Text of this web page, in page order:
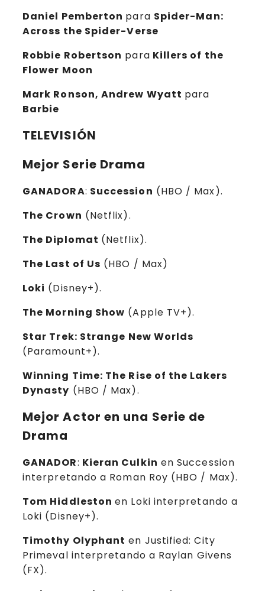
Daniel Pemberton para Spider-Man:
Across the Spider-Verse
Robbie Robertson para Killers of the
Flower Moon
Mark Ronson, Andrew Wyatt para
Barbie
TELEVISIÓN
Mejor Serie Drama
GANADORA: Succession (HBO / Max).
The Crown (Netflix).
The Diplomat (Netflix).
The Last of Us (HBO / Max)
Loki (Disney+).
The Morning Show (Apple TV+).
Star Trek: Strange New Worlds
(Paramount+).
Winning Time: The Rise of the Lakers
Dynasty (HBO / Max).
Mejor Actor en una Serie de
Drama
GANADOR: Kieran Culkin en Succession
interpretando a Roman Roy (HBO / Max).
Tom Hiddlestonen Loki interpretando a
Loki (Disney+).
Timothy Olyphant en Justified: City
Primeval interpretando a Raylan Givens
(FX).